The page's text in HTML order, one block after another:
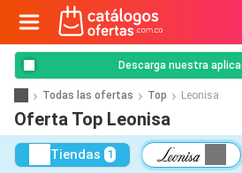
Descarga nuestra
Todas las ofertas Top Leonisa
Oferta Top Leonisa
Tiendas 1